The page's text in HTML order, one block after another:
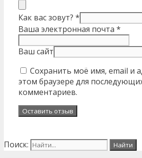
Как вас зовут? *
Ваша электронная почта *
Ваш сайт
Сохранить моё имя, email и
этом браузере для
комментариев.
Поиск: